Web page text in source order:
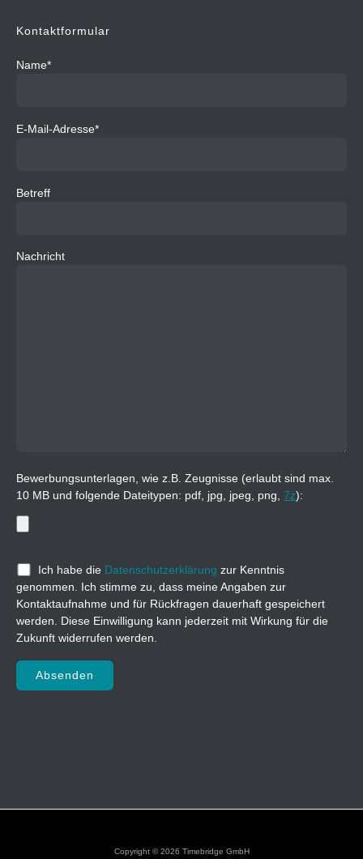
Kontaktformular
Name*
E-Mail-Adresse*
Betreff
Nachricht
Bewerbungsunterlagen, wie z.B. Zeugnisse (erlaubt sind max.
10 MB und folgende Dateitypen: pdf, jpg, jpeg, png, 7z):
Ich habe die Datenschutzerklärung zur Kenntnis
genommen. Ich stimme zu, dass meine Angaben zur
Kontaktaufnahme und für Rückfragen dauerhaft gespeichert
werden. Diese Einwilligung kann jederzeit mit Wirkung für die
Zukunft widerrufen werden.
Bitte lasse dieses Feld leer.
Copyright © 2026 Timebridge GmbH